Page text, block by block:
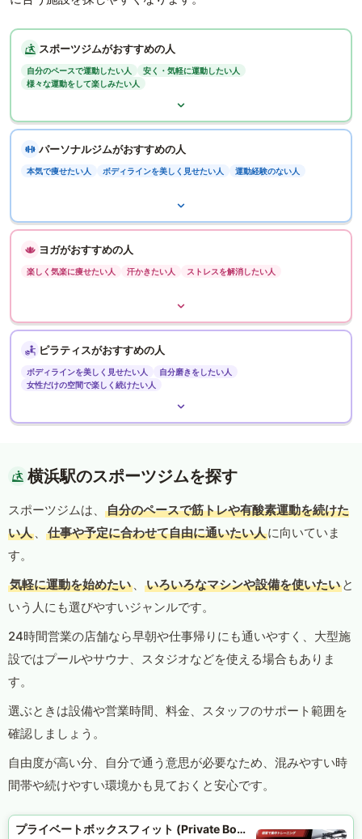
スポーツジムがおすすめの人
自分のペースで運動したい人
安く・気軽に運動したい人
様々な運動をして楽しみたい人
パーソナルジムがおすすめの人
本気で痩せたい人 ボディラインを美しく見せたい人 運動経験のない人
ヨガがおすすめの人
楽しく気楽に痩せたい人 汗かきたい人 ストレスを解消したい人
ピラティスがおすすめの人
ボディラインを美しく見せたい人
自分磨きをしたい人
女性だけの空間で楽しく続けたい人
横浜駅のスポーツジムを探す
スポーツジムは、
自分のペースで筋トレや有酸素運動を続けた
い人 、 仕事や予定に合わせて自由に通いたい人に向いていま
す。
気軽に運動を始めたい 、 いろいろなマシンや設備を使いたい と
いう人にも選びやすいジャンルです。
24時間営業の店舗なら早朝や仕事帰りにも通いやすく、大型施
設ではプールやサウナ、スタジオなどを使える場合もありま
す。
選ぶときは設備や営業時間、料金、スタッフのサポート範囲を
確認しましょう。
自由度が高い分、自分で通う意思が必要なため、混みやすい時
間帯や続けやすい環境かも見ておくと安心です。
プライベートボックスフィット (Private Box Fit)